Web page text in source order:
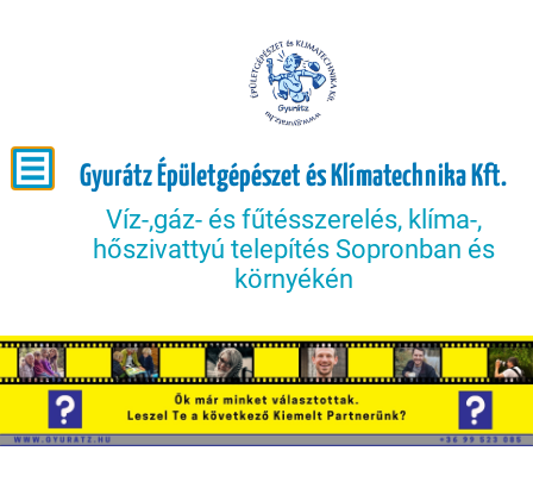
Gyurátz Épületgépészet és Klímatechnika Kft.
Víz-,gáz- és fűtésszerelés, klíma-,
hőszivattyú telepítés Sopronban és
környékén